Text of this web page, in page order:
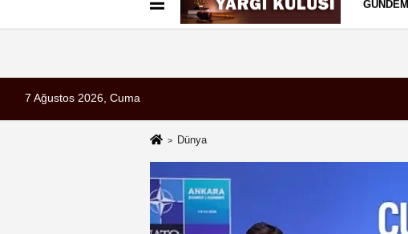
Künye İletişim Çerez Politikası
GÜNDEM
7 Ağustos 2026, Cuma
Dünya